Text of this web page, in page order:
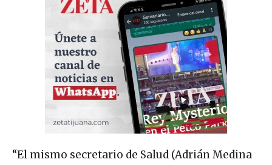
“El mismo secretario de Salud (Adrián Medina